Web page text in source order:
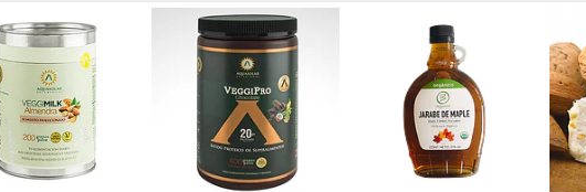
Leche de
$11.990
Veggi Pro
Cacao P...
$29.990
Syrup de
Maple Be...
No
disponible